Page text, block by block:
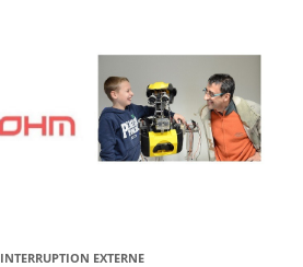
INTERRUPTION EXTERNE